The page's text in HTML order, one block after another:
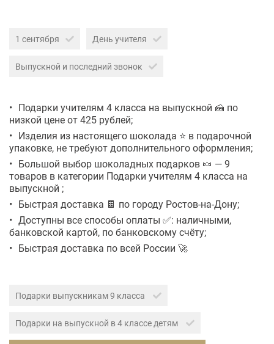
1 сентября День учителя
Выпускной и последний звонок
Подарки учителям 4 класса на выпускной 🍰 по
низкой цене от 425 рублей;
Изделия из настоящего шоколада ⭐ в подарочной
упаковке, не требуют дополнительного оформления;
Большой выбор шоколадных подарков 🍬 — 9
товаров в категории Подарки учителям 4 класса на
выпускной ;
Быстрая доставка 🍫 по городу Ростов-на-Дону;
Доступны все способы оплаты ✅: наличными,
банковской картой, по банковскому счёту;
Быстрая доставка по всей России 🚀
Подарки выпускникам 9 класса
Подарки на выпускной в 4 классе детям